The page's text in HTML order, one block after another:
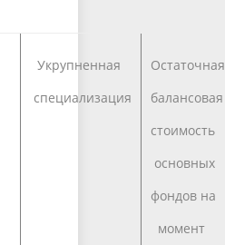
Укрупненная
специализация
Остаточная
балансовая
стоимость
основных
фондов на
момент